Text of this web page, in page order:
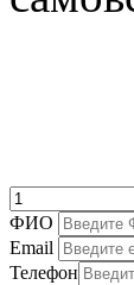
ФИО
Email
Телефон